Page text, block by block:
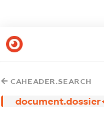
CAHEADER.SEARCH
document.dossier